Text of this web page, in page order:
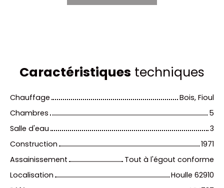
Caractéristiques techniques
Chauffage
Bois, Fioul
Chambres
5
Salle d'eau
3
Construction
1971
Assainissement
Tout à l'égout conforme
Localisation
Houlle 62910